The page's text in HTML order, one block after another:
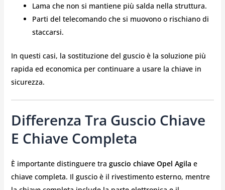
Lama che non si mantiene più salda nella struttura.
Parti del telecomando che si muovono o rischiano di
staccarsi.
In questi casi, la sostituzione del guscio è la soluzione più
rapida ed economica per continuare a usare la chiave in
sicurezza.
Differenza Tra Guscio Chiave
E Chiave Completa
È importante distinguere tra guscio chiave Opel Agila e
chiave completa. Il guscio è il rivestimento esterno, mentre